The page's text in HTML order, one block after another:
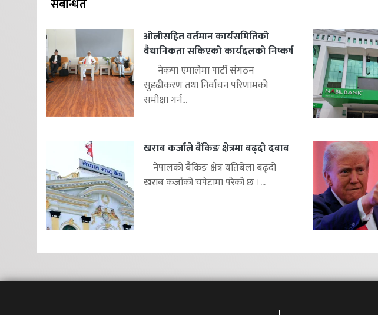
संबन्धित
ओलीसहित वर्तमान कार्यसमितिको
वैधानिकता सकिएको कार्यदलको निष्कर्ष
नेकपा एमालेमा पार्टी संगठन
सुदृढीकरण तथा निर्वाचन परिणामको
समीक्षा गर्न...
खराब कर्जाले बैंकिङ क्षेत्रमा बढ्दो दबाब
नेपालको बैंकिङ क्षेत्र यतिबेला बढ्दो
खराब कर्जाको चपेटामा परेको छ ।...